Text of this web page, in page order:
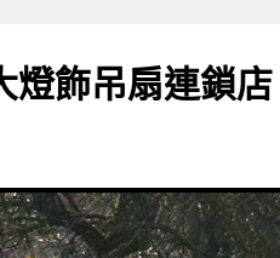
燈飾吊扇連鎖店